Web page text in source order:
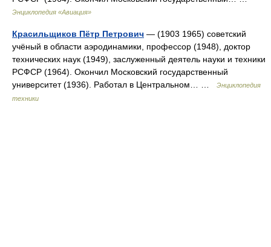
Энциклопедия «Авиация»
Красильщиков Пётр Петрович — (1903 1965) советский
учёный в области аэродинамики, профессор (1948), доктор
технических наук (1949), заслуженный деятель науки и техники
РСФСР (1964). Окончил Московский государственный
университет (1936). Работал в Центральном… …
Энциклопедия
техники